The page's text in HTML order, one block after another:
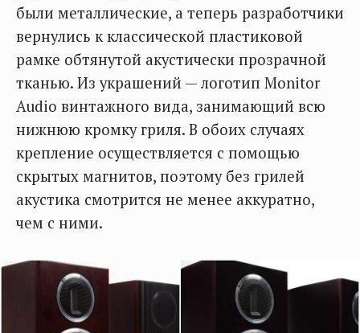
были металлические, а теперь разработчики
вернулись к классической пластиковой
рамке обтянутой акустически прозрачной
тканью. Из украшений — логотип Monitor
Audio винтажного вида, занимающий всю
нижнюю кромку гриля. В обоих случаях
крепление осуществляется с помощью
скрытых магнитов, поэтому без грилей
акустика смотрится не менее аккуратно,
чем с ними.